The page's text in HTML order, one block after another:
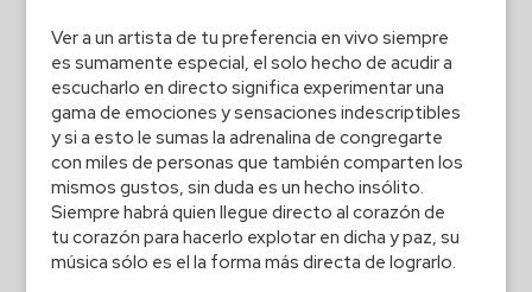
Ver a un artista de tu preferencia en vivo siempre
es sumamente especial, el solo hecho de acudir a
escucharlo en directo significa experimentar una
gama de emociones y sensaciones indescriptibles
y si a esto le sumas la adrenalina de congregarte
con miles de personas que también comparten los
mismos gustos, sin duda es un hecho insólito.
Siempre habrá quien llegue directo al corazón de
tu corazón para hacerlo explotar en dicha y paz, su
música sólo es el la forma más directa de lograrlo.